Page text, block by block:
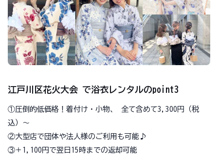
江戸川区花火大会 で浴衣レンタルのpoint3
①圧倒的低価格！着付け・小物、 全て含めて3,300円（税
込）〜
②大型店で団体や法人様のご利用も可能♪
③＋1,100円で翌日15時までの返却可能